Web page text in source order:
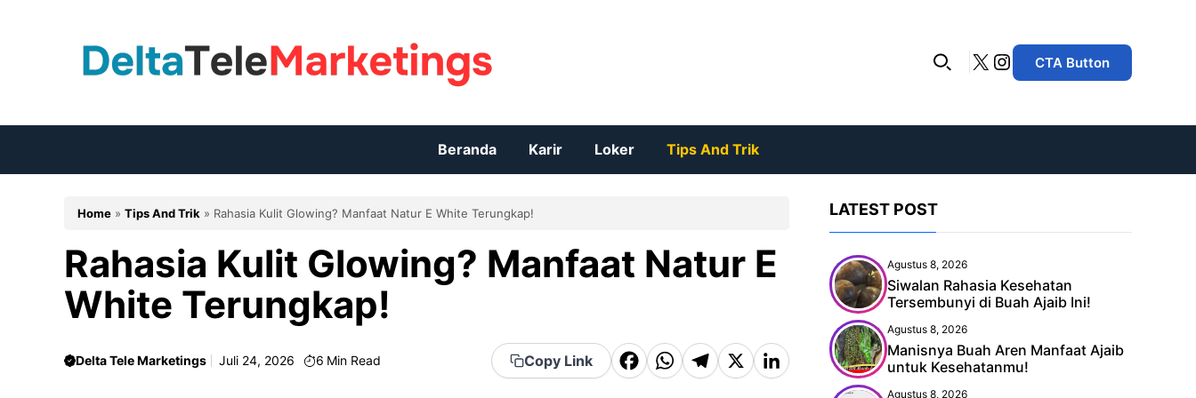
X Instagram
CTA Button
Beranda Karir Loker Tips And Trik
Home » Tips And Trik » Rahasia Kulit Glowing? Manfaat Natur E White Terungkap!
Rahasia Kulit Glowing? Manfaat Natur E
White Terungkap!
Delta Tele Marketings Juli 24, 2026 6 Min Read Copy Link
F
a
W
h
T
el
X
Li
n
LATEST POST
Agustus 8, 2026
Siwalan Rahasia Kesehatan
Tersembunyi di Buah Ajaib Ini!
Agustus 8, 2026
Manisnya Buah Aren Manfaat Ajaib
untuk Kesehatanmu!
Agustus 8, 2026